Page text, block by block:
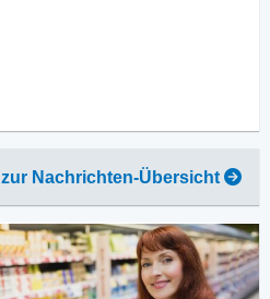
zur Nachrichten-Übersicht